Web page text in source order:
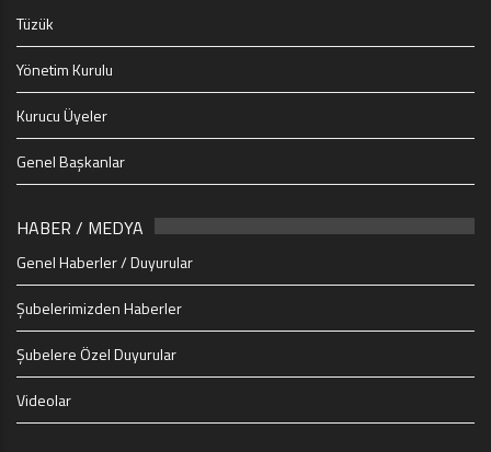
Tüzük
Yönetim Kurulu
Kurucu Üyeler
Genel Başkanlar
HABER / MEDYA
Genel Haberler / Duyurular
Şubelerimizden Haberler
Şubelere Özel Duyurular
Videolar